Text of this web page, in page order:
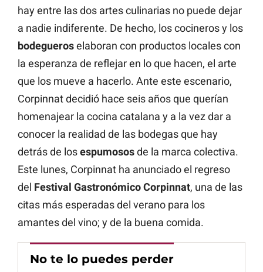
hay entre las dos artes culinarias no puede dejar
a nadie indiferente. De hecho, los cocineros y los
bodegueroselaboran con productos locales con
la esperanza de reflejar en lo que hacen, el arte
que los mueve a hacerlo. Ante este escenario,
Corpinnat decidió hace seis años que querían
homenajear la cocina catalana y a la vez dar a
conocer la realidad de las bodegas que hay
detrás de losespumososde la marca colectiva.
Este lunes, Corpinnat ha anunciado el regreso
del Festival Gastronómico Corpinnat, una de las
citas más esperadas del verano para los
amantes del vino; y de la buena comida.
No te lo puedes perder